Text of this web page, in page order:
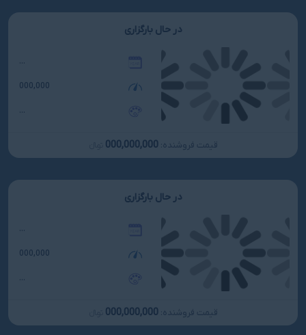
در حال بارگزاری
...
000,000
...
قیمت فروشنده: 000,000,000
در حال بارگزاری
...
000,000
...
قیمت فروشنده: 000,000,000